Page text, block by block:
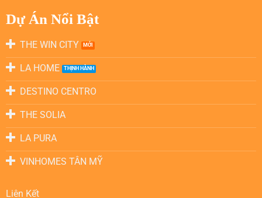
Dự Án Nổi Bật
THE WIN CITY
LA HOME
DESTINO CENTRO
THE SOLIA
LA PURA
VINHOMES TÂN MỸ
Liên Kết